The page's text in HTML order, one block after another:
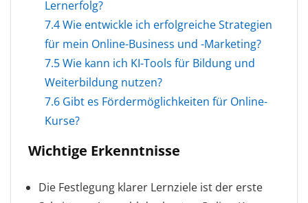
Lernerfolg?
7.4Wie entwickle ich erfolgreiche Strategien
für mein Online-Business und -Marketing?
7.5Wie kann ich KI-Tools für Bildung und
Weiterbildung nutzen?
7.6 Gibt es Fördermöglichkeiten für Online-
Kurse?
Wichtige Erkenntnisse
Die Festlegung klarer Lernziele ist der erste